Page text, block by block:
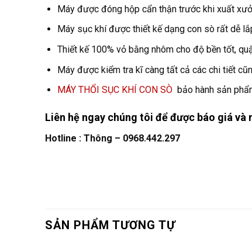
Máy được đóng hộp cẩn thận trước khi xuất
Máy sục khí được thiết kế dạng con sò rất dễ
Thiết kế 100% vỏ bằng nhôm cho độ bền tốt,
Máy được kiểm tra kĩ càng tất cả các chi tiết
MÁY THỔI SỤC KHÍ CON SÒbảo hành sản
Liên hệ ngay chúng tôi để được báo giá
Hotline : Thông – 0968.442.297
SẢN PHẨM TƯƠNG TỰ